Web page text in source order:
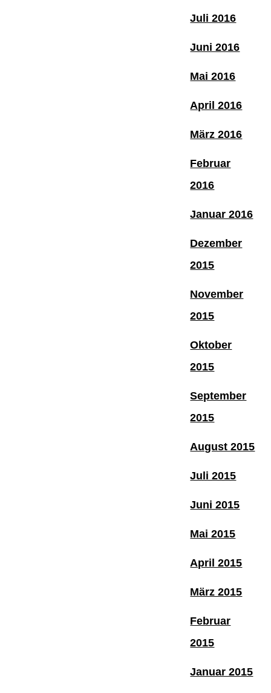
Juli 2016
Juni 2016
Mai 2016
April 2016
März 2016
Februar
2016
Januar 2016
Dezember
2015
November
2015
Oktober
2015
September
2015
August 2015
Juli 2015
Juni 2015
Mai 2015
April 2015
März 2015
Februar
2015
Januar 2015